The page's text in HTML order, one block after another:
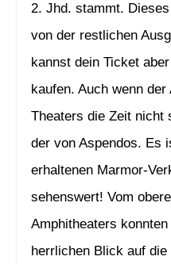
2. Jhd. stammt.
von der restlichen
kannst dein Ticket
kaufen. Auch wenn
Theaters die Zeit nicht
der von Aspendos. Es
erhaltenen Marmor-
sehenswert! Vom
Amphitheaters
herrlichen Blick auf